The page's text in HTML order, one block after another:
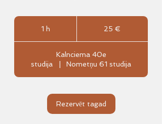
1 h 25 €
Kalnciema 40e
studija
Nometņu 61 studija
Rezervēt tagad